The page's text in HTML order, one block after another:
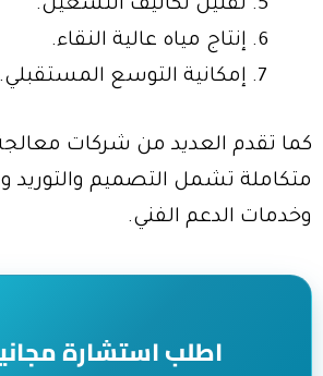
تقليل تكاليف التشغيل.
إنتاج مياه عالية النقاء.
إمكانية التوسع المستقبلي.
كما تقدم العديد من شركات معالجة
متكاملة تشمل التصميم والتوريد
وخدمات الدعم الفني.
اطلب استشارة